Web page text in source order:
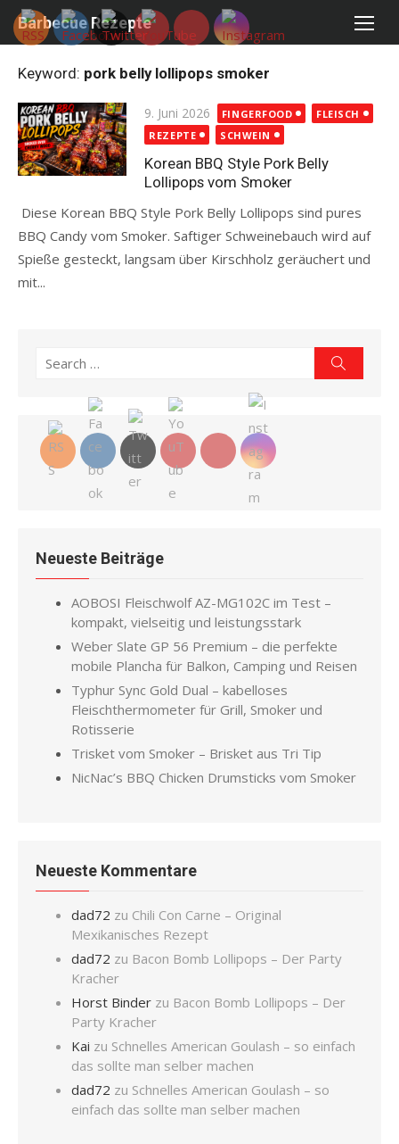
Skip
Barbecue Rezepte
Keyword: pork belly lollipops smoker
Posted
on
9. Juni 2026 FINGERFOOD
FLEISCH
REZEPTE
SCHWEIN
Korean BBQ Style Pork Belly
Lollipops vom Smoker
Diese Korean BBQ Style Pork Belly Lollipops sind pures
BBQ Candy vom Smoker. Saftiger Schweinebauch wird auf
Spieße gesteckt, langsam über Kirschholz geräuchert und
mit...
Search
Neueste Beiträge
AOBOSI Fleischwolf AZ-MG102C im Test –
kompakt, vielseitig und leistungsstark
Weber Slate GP 56 Premium – die perfekte
mobile Plancha für Balkon, Camping und Reisen
Typhur Sync Gold Dual – kabelloses
Fleischthermometer für Grill, Smoker und
Rotisserie
Trisket vom Smoker – Brisket aus Tri Tip
NicNac’s BBQ Chicken Drumsticks vom Smoker
Neueste Kommentare
dad72 zu Chili Con Carne – Original
Mexikanisches Rezept
dad72 zu Bacon Bomb Lollipops – Der Party
Kracher
Horst Binder zu Bacon Bomb Lollipops – Der
Party Kracher
Kai zu Schnelles American Goulash – so einfach
das sollte man selber machen
dad72 zu Schnelles American Goulash – so
einfach das sollte man selber machen